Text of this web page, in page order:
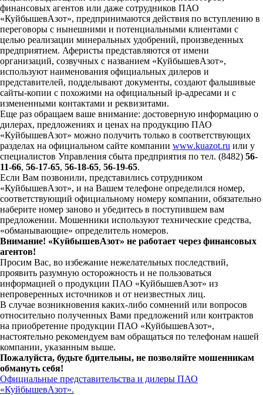
финансовых агентов или даже сотрудников ПАО
«КуйбышевАзот», предпринимаются действия по вступлению в
переговоры с нынешними и потенциальными клиентами с
целью реализации минеральных удобрений, произведенных
предприятием. Аферисты представляются от имени
организаций, созвучных с названием «КуйбышевАзот»,
используют наименования официальных дилеров и
представителей, подделывают документы, создают фальшивые
сайты-копии с похожими на официальный ip-адресами и с
измененными контактами и реквизитами.
Еще раз обращаем ваше внимание: достоверную информацию о
дилерах, предложениях и ценах на продукцию ПАО
«КуйбышевАзот» можно получить только в соответствующих
разделах на официальном сайте компании www.kuazot.ru или у
специалистов Управления сбыта предприятия по тел. (8482) 56-
11-66, 56-17-65, 56-18-65, 56-19-65.
Если Вам позвонили, представились сотрудником
«КуйбышевАзот», и на Вашем телефоне определился номер,
соответствующий официальному номеру компании, обязательно
наберите номер заново и убедитесь в поступившем вам
предложении. Мошенники используют технические средства,
«обманывающие» определитель номеров.
Внимание! «КуйбышевАзот» не работает через финансовых
агентов!
Просим Вас, во избежание нежелательных последствий,
проявить разумную осторожность и не пользоваться
информацией о продукции ПАО «КуйбышевАзот» из
непроверенных источников и от неизвестных лиц.
В случае возникновения каких-либо сомнений или вопросов
относительно полученных Вами предложений или контрактов
на приобретение продукции ПАО «КуйбышевАзот»,
настоятельно рекомендуем вам обращаться по телефонам нашей
компании, указанным выше.
Пожалуйста, будьте бдительны, не позволяйте мошенникам
обмануть себя!
Официальные представительства и дилеры ПАО
«КуйбышевАзот».